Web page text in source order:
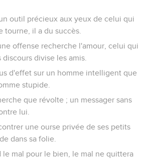
outil précieux aux yeux de celui qui
tourne, il a du succès.
offense recherche l'amour, celui qui
divise les amis.
d'effet sur un homme intelligent que
stupide.
que révolte ; un messager sans
lui.
une ourse privée de ses petits
dans sa folie.
le mal pour le bien, le mal ne quittera